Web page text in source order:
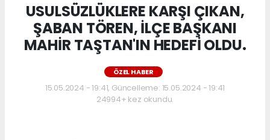
USULSÜZLÜKLERE KARŞI ÇIKAN,
ŞABAN TÖREN, İLÇE BAŞKANI
MAHİR TAŞTAN'IN HEDEFİ OLDU.
ÖZEL HABER
15.05.2024 - 19:41, Güncelleme: 15.05.2024 - 19:41
24994+ kez okundu.